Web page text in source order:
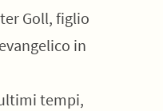
Goll, figlio
in
tempi,